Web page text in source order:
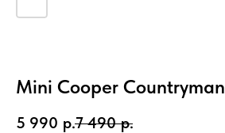
Mini Cooper Countryman
5 990 р.7 490 р.